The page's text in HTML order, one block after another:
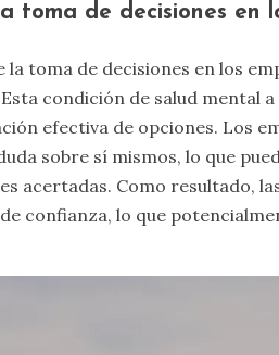
toma de decisiones en
toma de decisiones en los
condición de salud mental
efectiva de opciones. Los
sobre sí mismos, lo que
acertadas. Como resultado,
confianza, lo que